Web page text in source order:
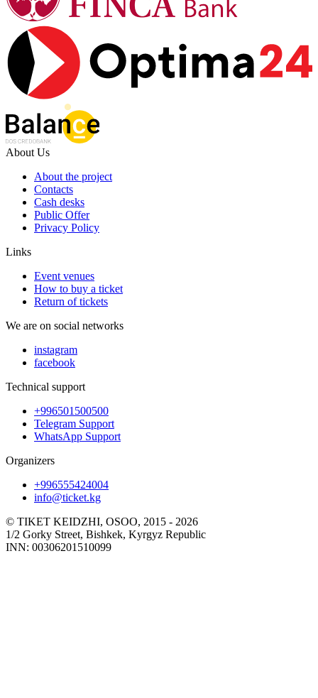
About Us
About the project
Contacts
Cash desks
Public Offer
Privacy Policy
Links
Event venues
How to buy a ticket
Return of tickets
We are on social networks
instagram
facebook
Technical support
+996501500500
Telegram Support
WhatsApp Support
Organizers
+996555424004
info@ticket.kg
© TIKET KEIDZHI, OSOO, 2015 - 2026
1/2 Gorky Street, Bishkek, Kyrgyz Republic
INN: 00306201510099